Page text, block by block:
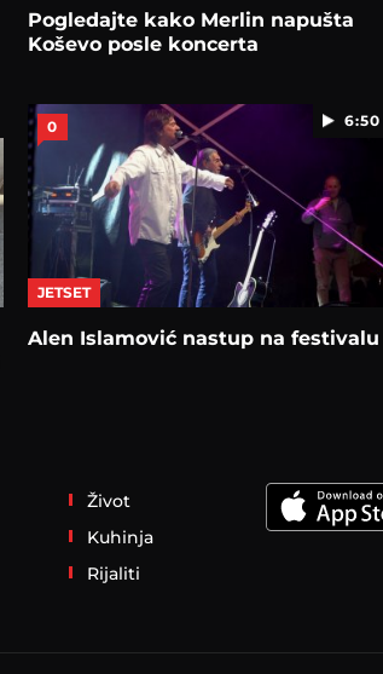
Pogledajte kako Merlin napušta
Koševo posle koncerta
6:50
0
JETSET
Alen Islamović nastup na festivalu
Život
Kuhinja
Rijaliti